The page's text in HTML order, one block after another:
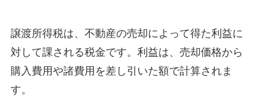
譲渡所得税は、不動産の売却によって得た利益に
対して課される税金です。利益は、売却価格から
購入費用や諸費用を差し引いた額で計算されま
す。